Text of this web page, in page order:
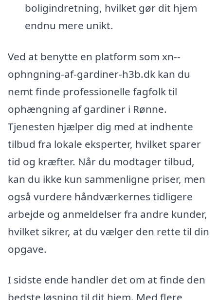
boligindretning, hvilket gør dit hjem
endnu mere unikt.
Ved at benytte en platform som xn--
ophngning-af-gardiner-h3b.dk kan du
nemt finde professionelle fagfolk til
ophængning af gardiner i Rønne.
Tjenesten hjælper dig med at indhente
tilbud fra lokale eksperter, hvilket sparer
tid og kræfter. Når du modtager tilbud,
kan du ikke kun sammenligne priser, men
også vurdere håndværkernes tidligere
arbejde og anmeldelser fra andre kunder,
hvilket sikrer, at du vælger den rette til din
opgave.
I sidste ende handler det om at finde den
bedste løsning til dit hjem. Med flere